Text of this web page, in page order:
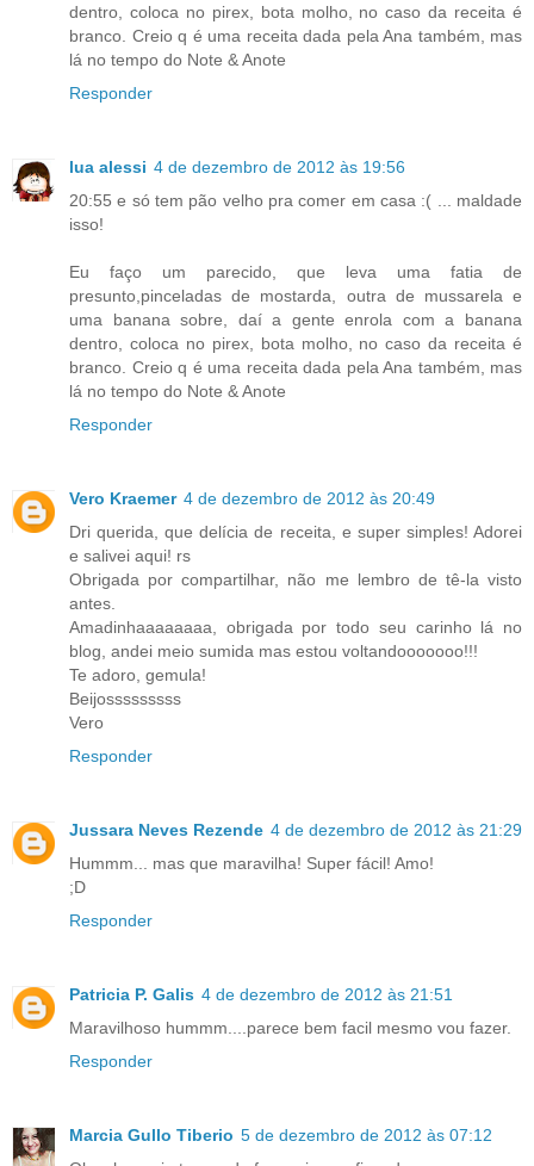
dentro, coloca no pirex, bota molho, no caso da receita é
branco. Creio q é uma receita dada pela Ana também, mas
lá no tempo do Note & Anote
Responder
lua alessi 4 de dezembro de 2012 às 19:56
20:55 e só tem pão velho pra comer em casa :( ... maldade
isso!
Eu faço um parecido, que leva uma fatia de
presunto,pinceladas de mostarda, outra de mussarela e
uma banana sobre, daí a gente enrola com a banana
dentro, coloca no pirex, bota molho, no caso da receita é
branco. Creio q é uma receita dada pela Ana também, mas
lá no tempo do Note & Anote
Responder
Vero Kraemer 4 de dezembro de 2012 às 20:49
Dri querida, que delícia de receita, e super simples! Adorei
e salivei aqui! rs
Obrigada por compartilhar, não me lembro de tê-la visto
antes.
Amadinhaaaaaaaa, obrigada por todo seu carinho lá no
blog, andei meio sumida mas estou voltandooooooo!!!
Te adoro, gemula!
Beijosssssssss
Vero
Responder
Jussara Neves Rezende 4 de dezembro de 2012 às 21:29
Hummm... mas que maravilha! Super fácil! Amo!
;D
Responder
Patricia P. Galis 4 de dezembro de 2012 às 21:51
Maravilhoso hummm....parece bem facil mesmo vou fazer.
Responder
Marcia Gullo Tiberio 5 de dezembro de 2012 às 07:12